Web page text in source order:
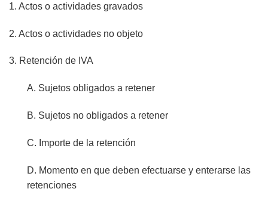
1. Actos o actividades gravados
2. Actos o actividades no objeto
3. Retención de IVA
A. Sujetos obligados a retener
B. Sujetos no obligados a retener
C. Importe de la retención
D. Momento en que deben efectuarse y enterarse las
retenciones